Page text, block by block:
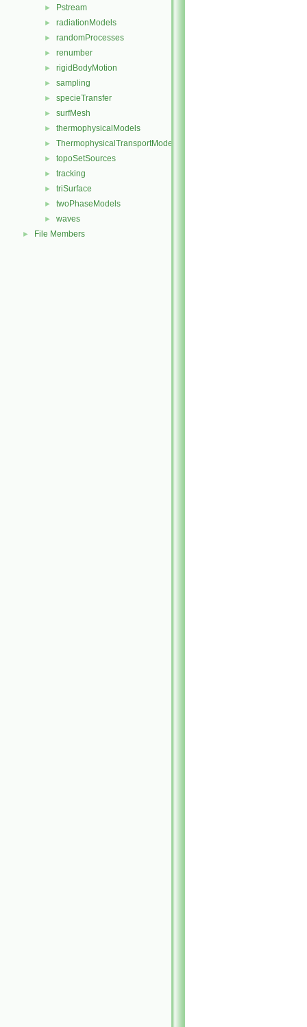
► Pstream
► radiationModels
► randomProcesses
► renumber
► rigidBodyMotion
► sampling
► specieTransfer
► surfMesh
► thermophysicalModels
► ThermophysicalTransportModels
► topoSetSources
► tracking
► triSurface
► twoPhaseModels
► waves
► File Members